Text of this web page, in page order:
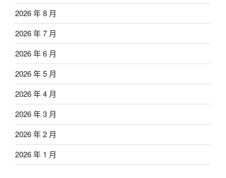
2026 年 8 月
2026 年 7 月
2026 年 6 月
2026 年 5 月
2026 年 4 月
2026 年 3 月
2026 年 2 月
2026 年 1 月